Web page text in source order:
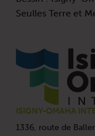
Seulles Terre et
ISIGNY-OMAHA
1336, route de